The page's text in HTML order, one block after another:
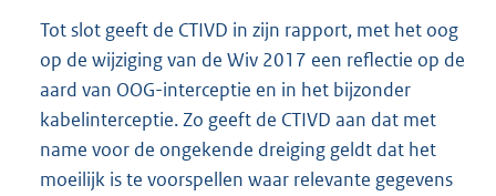
Tot slot geeft de CTIVD in zijn rapport, met het oog
op de wijziging van de Wiv 2017 een reflectie op de
aard van OOG-interceptie en in het bijzonder
kabelinterceptie. Zo geeft de CTIVD aan dat met
name voor de ongekende dreiging geldt dat het
moeilijk is te voorspellen waar relevante gegevens